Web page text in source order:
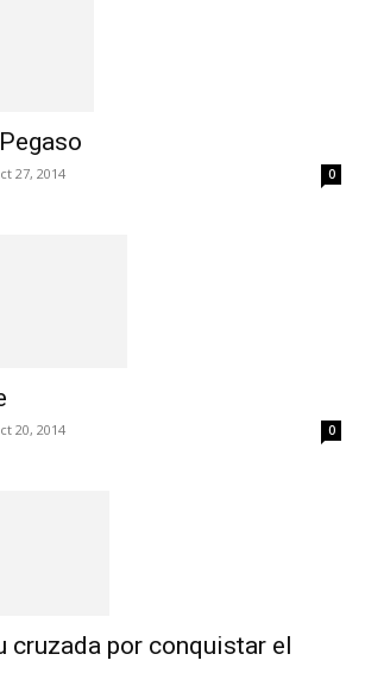
27, 2014 0
20, 2014 0
cruzada por conquistar el